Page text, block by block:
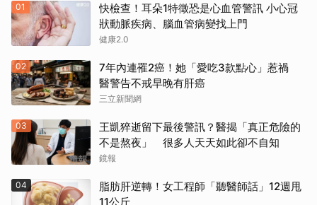
01
快檢查！耳朵1特徵恐是心血管警訊 小心冠
狀動脈疾病、腦血管病變找上門
健康2.0
02
7年內連罹2癌！她「愛吃3款點心」惹禍
醫警告不戒早晚有肝癌
三立新聞網
03
王凱猝逝留下最後警訊？醫揭「真正危險的
不是熬夜」 很多人天天如此卻不自知
鏡報
04
脂肪肝逆轉！女工程師「聽醫師話」12週甩
11公斤